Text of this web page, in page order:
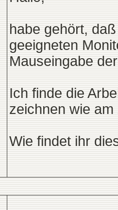
habe gehört,
geeigneten
Mauseingabe
Ich finde die
zeichnen wie
Wie findet ihr